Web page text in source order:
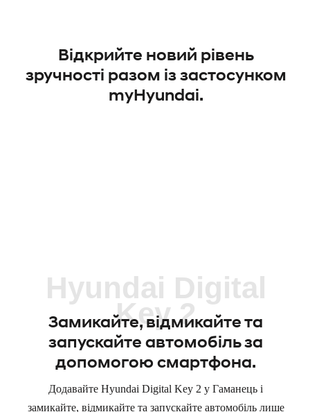
Відкрийте новий рівень
зручності разом із застосунком
myHyundai.
Hyundai Digital
Key 2
Замикайте, відмикайте та
запускайте автомобіль за
допомогою смартфона.
Додавайте Hyundai Digital Key 2 у Гаманець і
замикайте, відмикайте та запускайте автомобіль лише